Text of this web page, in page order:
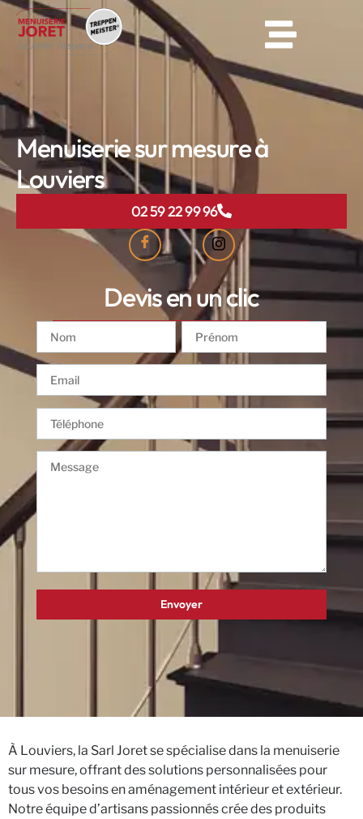
Menuiserie sur mesure à
Louviers
02 59 22 99 96
Devis en un clic
À Louviers, la Sarl Joret se spécialise dans la menuiserie
sur mesure, offrant des solutions personnalisées pour
tous vos besoins en aménagement intérieur et extérieur.
Notre équipe d’artisans passionnés crée des produits